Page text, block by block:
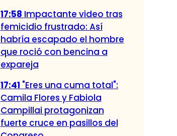
17:58 Impactante video tras
femicidio frustrado: Así
habría escapado el hombre
que roció con bencina a
expareja
17:41 "Eres una cuma total":
Camila Flores y Fabiola
Campillai protagonizan
fuerte cruce en pasillos del